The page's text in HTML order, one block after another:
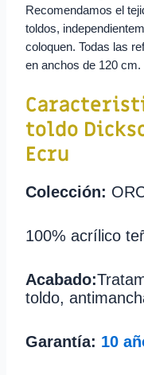
Recomendamos el
toldos,
coloquen. Todas las
en anchos de 120 cm.
toldo
Ecru
Colección:
100% acrílico
Acabado:
toldo,
Garantía: 10